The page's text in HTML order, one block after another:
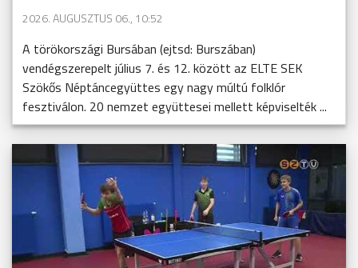
2026. AUGUSZTUS 06., 10:52
A törökországi Bursában (ejtsd: Burszában)
vendégszerepelt július 7. és 12. között az ELTE SEK
Szökős Néptáncegyüttes egy nagy múltú folklór
fesztiválon. 20 nemzet együttesei mellett képviselték ...